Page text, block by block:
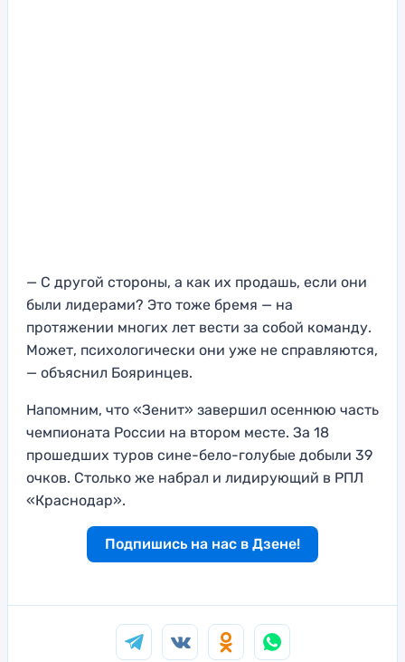
— С другой стороны, а как их продашь, если они
были лидерами? Это тоже бремя — на
протяжении многих лет вести за собой команду.
Может, психологически они уже не справляются,
— объяснил Бояринцев.
Напомним, что «Зенит» завершил осеннюю часть
чемпионата России на втором месте. За 18
прошедших туров сине-бело-голубые добыли 39
очков. Столько же набрал и лидирующий в РПЛ
«Краснодар».
Подпишись на нас в Дзене!